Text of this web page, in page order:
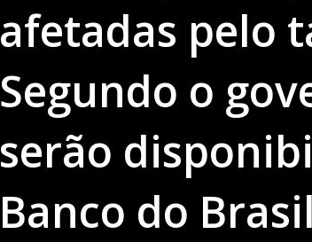
afetadas pelo
Segundo o
serão
Banco do